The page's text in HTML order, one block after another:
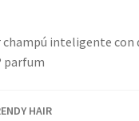
champú inteligente
parfum
HAIR